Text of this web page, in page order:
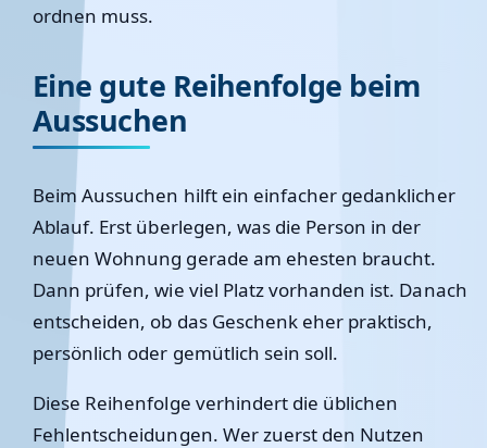
ordnen muss.
Eine gute Reihenfolge beim
Aussuchen
Beim Aussuchen hilft ein einfacher gedanklicher
Ablauf. Erst überlegen, was die Person in der
neuen Wohnung gerade am ehesten braucht.
Dann prüfen, wie viel Platz vorhanden ist. Danach
entscheiden, ob das Geschenk eher praktisch,
persönlich oder gemütlich sein soll.
Diese Reihenfolge verhindert die üblichen
Fehlentscheidungen. Wer zuerst den Nutzen